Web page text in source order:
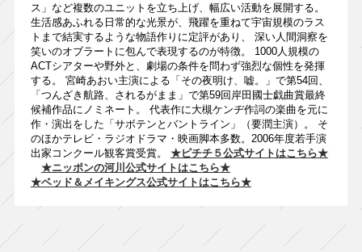
ス」など複数のユニットを立ち上げ、幅広い活動を展開する。
生活感あふれる日常的な光景が、飛躍を重ねて宇宙規模のラス
トまで結実するような物語作りに定評があり、 深い人間洞察を
笑いのオブラートに包んで表現するのが特徴。 1000人規模の
ACTシアターや野外と、劇場の条件を問わず強烈な個性を発揮
する。 宮崎あおい主演による「その夜明け、嘘。」で第54回、
「つんざき航路、されるがまま」で第59回岸田國士戯曲賞最終
候補作品にノミネート。 代表作に大槻ケンヂ作詞の楽曲を元に
作・演出をした「サボテンとバントライン」（要潤主演）。 そ
のほかテレビ・ラジオドラマ・映画脚本多数。2006年度若手演
出家コンクール観客賞受賞。 ★ピチチ５公式サイトはこちら★
★ニッポンの河川公式サイトはこちら★
★ベッド＆メイキングス公式サイトはこちら★